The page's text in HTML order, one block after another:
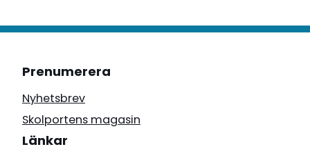
Prenumerera
Nyhetsbrev
Skolportens magasin
Länkar